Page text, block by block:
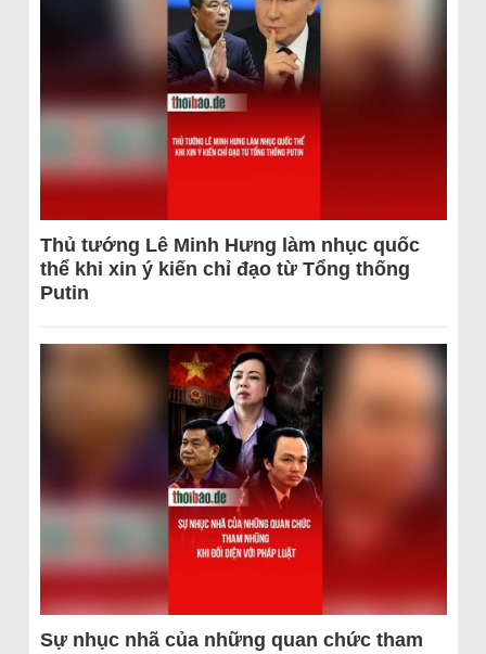
Thủ tướng Lê Minh Hưng làm nhục quốc
thể khi xin ý kiến chỉ đạo từ Tổng thống
Putin
Sự nhục nhã của những quan chức tham